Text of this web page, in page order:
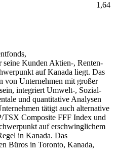
1,64
seine Kunden Aktien-, Renten-
auf Kanada liegt. Das
von Unternehmen mit großer
integriert Umwelt-, Sozial-
und quantitative Analysen
tätigt auch alternative
TSX Composite FFF Index und
auf erschwinglichem
in Kanada. Das
Büros in Toronto, Kanada,